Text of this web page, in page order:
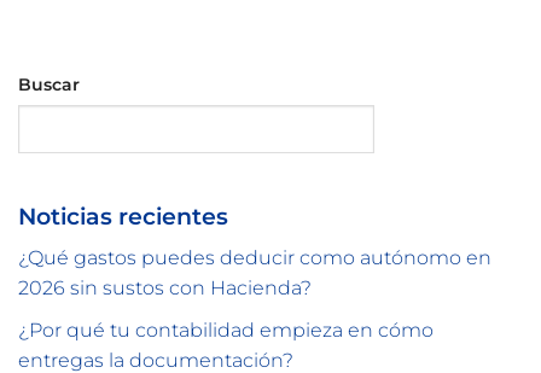
Buscar
Noticias recientes
¿Qué gastos puedes deducir como autónomo en
2026 sin sustos con Hacienda?
¿Por qué tu contabilidad empieza en cómo
entregas la documentación?